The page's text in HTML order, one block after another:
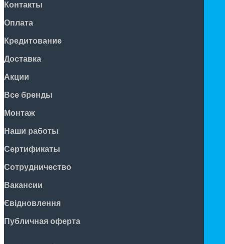
Контакты
Оплата
Кредитование
Доставка
Акции
Все бренды
Монтаж
Наши работы
Сертификаты
Сотрудничество
Вакансии
Євідновлення
Публичная оферта